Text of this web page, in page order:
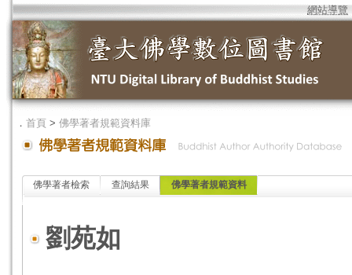
網站導覽
． 首頁 > 佛學著者規範資料庫
佛學著者檢索 查詢結果 佛學著者規範資料
劉苑如